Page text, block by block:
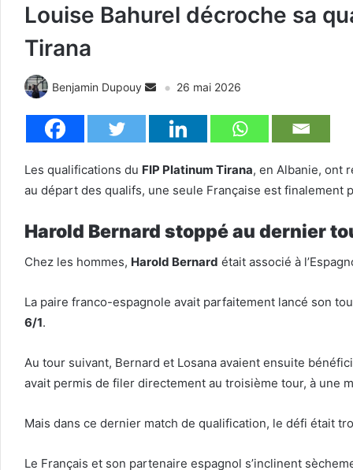
Louise Bahurel décroche sa
Tirana
Benjamin Dupouy 26 mai 2026
Les qualifications du FIP Platinum Tirana, en Albanie, ont
au départ des qualifs, une seule Française est finalement
Harold Bernard stoppé au dernier
Chez les hommes, Harold Bernard était associé à
La paire franco-espagnole avait parfaitement lancé son
6/1.
Au tour suivant, Bernard et Losana avaient ensuite
avait permis de filer directement au troisième tour, à une
Mais dans ce dernier match de qualification, le défi était
Le Français et son partenaire espagnol s’inclinent